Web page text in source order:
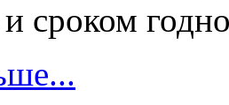
сроком